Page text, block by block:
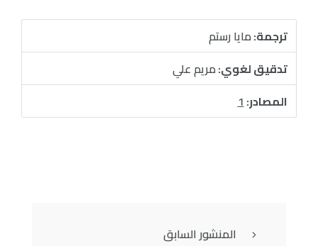
ترجمة:مايا رستم
تدقيق لغوي:مريم علي
المصادر:1
المنشور السابق